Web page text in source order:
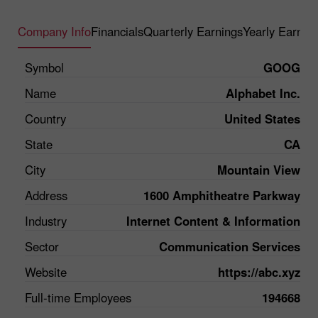
Company InfoFinancialsQuarterly EarningsYearly
Symbol
GOOG
Name
Alphabet Inc.
Country
United States
State
CA
City
Mountain View
Address
1600 Amphitheatre Parkway
Industry
Internet Content & Information
Sector
Communication Services
Website
https://abc.xyz
Full-time Employees
194668